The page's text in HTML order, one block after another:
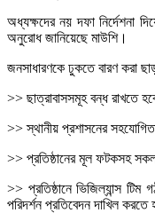
অধ্যক্ষদের নয় দফা নির্দেশনা
অনুরোধ জানিয়েছে মাউশি।
জনসাধারণকে ঢুকতে বারণ করা
>> ছাত্রাবাসসমূহ বন্ধ রাখতে
>> স্থানীয় প্রশাসনের
>> প্রতিষ্ঠানের মূল ফটকসহ সকল
>> প্রতিষ্ঠানে ভিজিল্যান্স টিম
পরিদর্শন প্রতিবেদন দাখিল করতে